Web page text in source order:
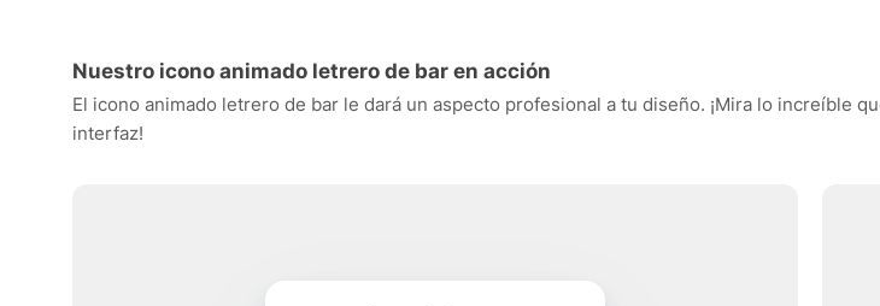
Nuestro icono animado letrero de bar en acción
El icono animado letrero de bar le dará un aspecto profesional a tu diseño. ¡Mira lo increíble
interfaz!